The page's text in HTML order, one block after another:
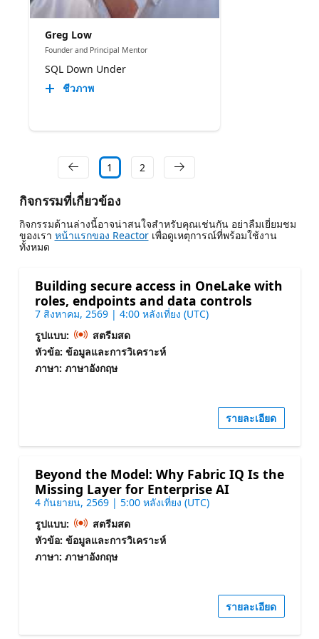
Greg Low
Founder and Principal Mentor
SQL Down Under
ชีวภาพ
1 2
กิจกรรมที่เกี่ยวข้อง
กิจกรรมด้านล่างนี้อาจน่าสนใจสําหรับคุณเช่นกัน อย่าลืมเยี่ยมชม
ของเรา หน้าแรกของ Reactorเพื่อดูเหตุการณ์ที่พร้อมใช้งาน
ทั้งหมด
Building secure access in OneLake with
roles, endpoints and data controls
7 สิงหาคม, 2569 | 4:00 หลังเที่ยง (UTC)
รูปแบบ:
สตรีมสด
หัวข้อ: ข้อมูลและการวิเคราะห์
ภาษา: ภาษาอังกฤษ
รายละเอียด
Beyond the Model: Why Fabric IQ Is the
Missing Layer for Enterprise AI
4 กันยายน, 2569 | 5:00 หลังเที่ยง (UTC)
รูปแบบ:
สตรีมสด
หัวข้อ: ข้อมูลและการวิเคราะห์
ภาษา: ภาษาอังกฤษ
รายละเอียด